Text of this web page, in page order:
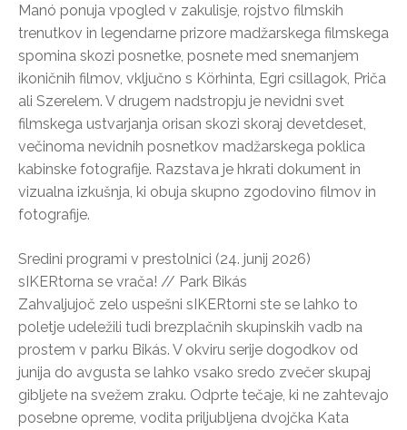
Manó ponuja vpogled v zakulisje, rojstvo filmskih
trenutkov in legendarne prizore madžarskega filmskega
spomina skozi posnetke, posnete med snemanjem
ikoničnih filmov, vključno s Körhinta, Egri csillagok, Priča
ali Szerelem. V drugem nadstropju je nevidni svet
filmskega ustvarjanja orisan skozi skoraj devetdeset,
večinoma nevidnih posnetkov madžarskega poklica
kabinske fotografije. Razstava je hkrati dokument in
vizualna izkušnja, ki obuja skupno zgodovino filmov in
fotografije.
Sredini programi v prestolnici (24. junij 2026)
sIKERtorna se vrača! // Park Bikás
Zahvaljujoč zelo uspešni sIKERtorni ste se lahko to
poletje udeležili tudi brezplačnih skupinskih vadb na
prostem v parku Bikás. V okviru serije dogodkov od
junija do avgusta se lahko vsako sredo zvečer skupaj
gibljete na svežem zraku. Odprte tečaje, ki ne zahtevajo
posebne opreme, vodita priljubljena dvojčka Kata